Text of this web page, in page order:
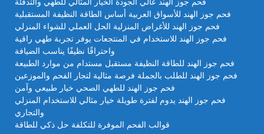
فحم جوز الهند للأسواق العربية أساس الطاقة النظيفة المستقبلية
فحم جوز الهند للأغراض المنزلية الحل العملي للشواء المنزلي
فحم جوز الهند للاستخدام في المنتجعات يوفر تجربة طهي راقية
واحتراقًا نظيفًا يناسب الضيافة
فحم جوز الهند للطاقة النظيفة مستقبل مستدام من موارد الطبيعة
فحم جوز الهند للطلب بالجملة فرصة مثالية لتجار الفحم والموزعين
فحم جوز الهند للطهي الصحي خيار طبيعي وآمن
فحم جوز الهند يدوم لفترة طويلة خيار مثالي للاستخدام المنزلي
والتجاري
قوالب الفحم الموفرة للتكلفة حل ذكي للطاقة